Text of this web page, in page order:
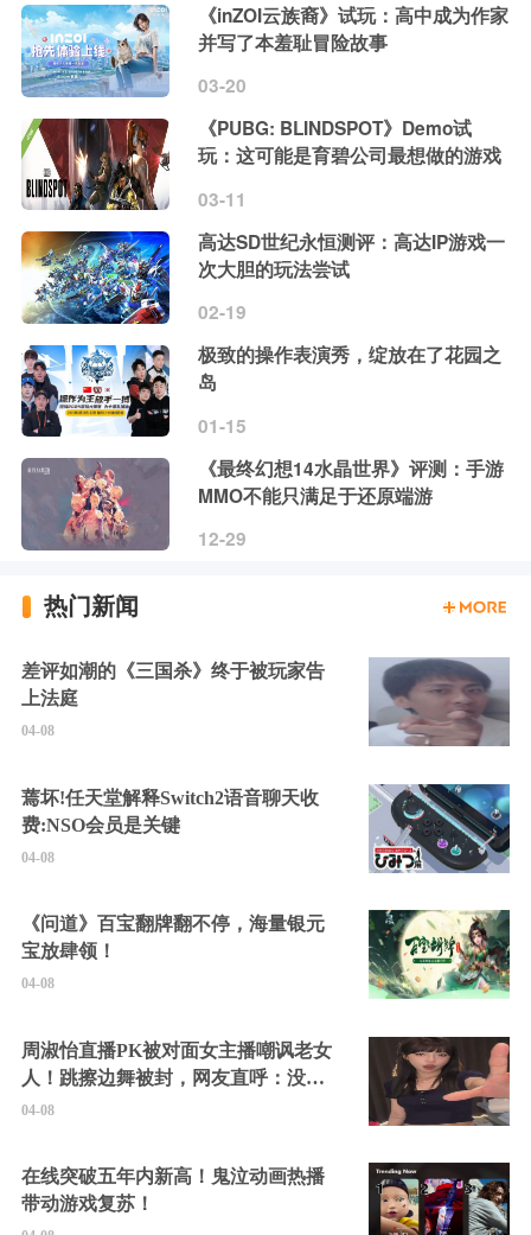
《inZOI云族裔》试玩：高中成为作家
并写了本羞耻冒险故事
03-20
《PUBG: BLINDSPOT》Demo试
玩：这可能是育碧公司最想做的游戏
03-11
高达SD世纪永恒测评：高达IP游戏一
次大胆的玩法尝试
02-19
极致的操作表演秀，绽放在了花园之
岛
01-15
《最终幻想14水晶世界》评测：手游
MMO不能只满足于还原端游
12-29
热门新闻
差评如潮的《三国杀》终于被玩家告
上法庭
04-08
蔫坏!任天堂解释Switch2语音聊天收
费:NSO会员是关键
04-08
《问道》百宝翻牌翻不停，海量银元
宝放肆领！
04-08
周淑怡直播PK被对面女主播嘲讽老女
人！跳擦边舞被封，网友直呼：没边
硬擦封的好！
04-08
在线突破五年内新高！鬼泣动画热播
带动游戏复苏！